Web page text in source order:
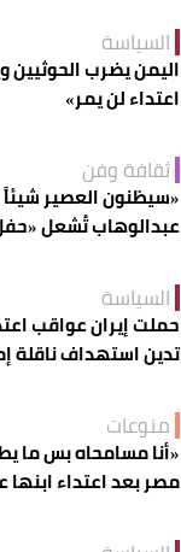
السياسة
اليمن يضرب الحوثيين
اعتداء لن يمر»
ثقافة وفن
«سيظنون العصير
عبدالوهاب تُشعل
السياسة
حملت إيران عواقب
تدين استهداف ناقلة
منوعات
«أنا مسامحاه بس ما
مصر بعد اعتداء ابنها